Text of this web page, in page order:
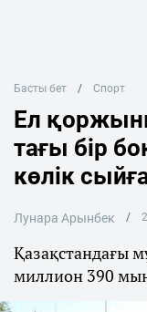
Басты бет Спорт
Ел
тағы бір
көлік
Лунара Арынбек
Қазақстандағы
миллион 390